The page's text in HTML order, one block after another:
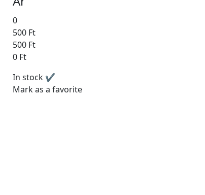
0
500 Ft
500 Ft
0 Ft
In stock ✔
Mark as a favorite